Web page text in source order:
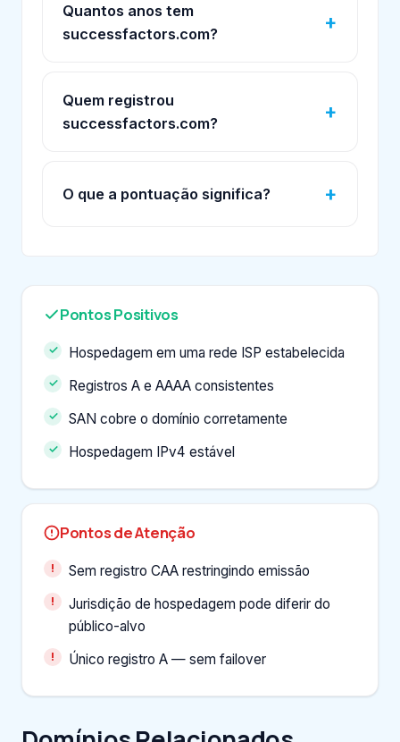
Quantos anos tem
successfactors.com?
Quem registrou
successfactors.com?
O que a pontuação significa?
Pontos Positivos
Hospedagem em uma rede ISP estabelecida
Registros A e AAAA consistentes
SAN cobre o domínio corretamente
Hospedagem IPv4 estável
Pontos de Atenção
Sem registro CAA restringindo emissão
Jurisdição de hospedagem pode diferir do
público-alvo
Único registro A — sem failover